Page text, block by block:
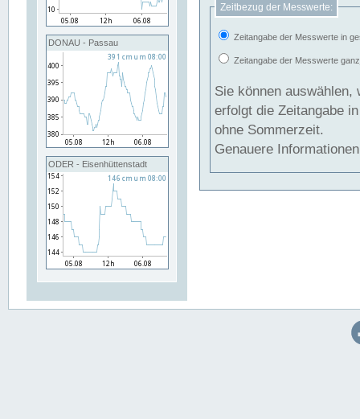
DONAU - Passau
ODER - Eisenhüttenstadt
Zeitbezug der Messwerte:
Zeitangabe der Messwerte in
Zeitangabe der Messwerte
Sie können auswählen,
erfolgt die Zeitangabe
ohne Sommerzeit.
Genauere